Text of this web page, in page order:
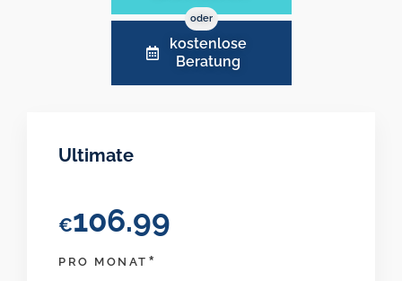
oder
kostenlose
Beratung
Ultimate
€106.99
PRO MONAT *